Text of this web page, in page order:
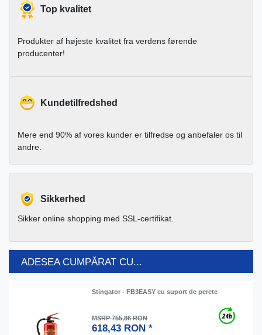
Top kvalitet
Produkter af højeste kvalitet fra verdens førende
producenter!
Kundetilfredshed
Mere end 90% af vores kunder er tilfredse og anbefaler os til
andre.
Sikkerhed
Sikker online shopping med SSL-certifikat.
ADESEA CUMPĂRAT CU...
Stingator - FB3EASY cu suport de perete
MSRP 755,86 RON
618,43 RON *